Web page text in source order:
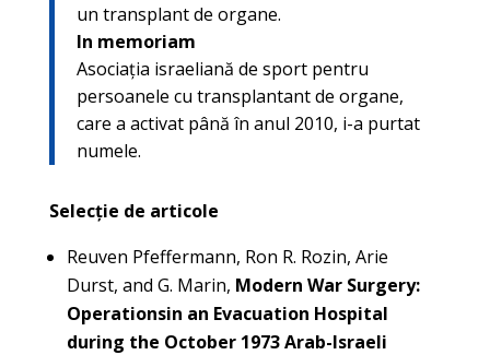
un transplant de organe.
In memoriam
Asociația israeliană de sport pentru
persoanele cu transplantant de organe,
care a activat până în anul 2010, i-a purtat
numele.
Selecție de articole
Reuven Pfeffermann, Ron R. Rozin, Arie
Durst, and G. Marin, Modern War Surgery:
Operationsin an Evacuation Hospital
during the October 1973 Arab-Israeli